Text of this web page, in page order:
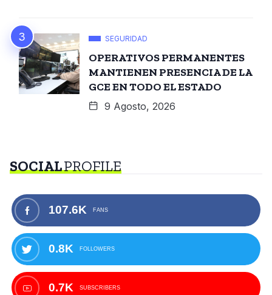
SEGURIDAD
OPERATIVOS PERMANENTES
MANTIENEN PRESENCIA DE LA
GCE EN TODO EL ESTADO
9 Agosto, 2026
SOCIALPROFILE
107.6K FANS
0.8K FOLLOWERS
0.7K SUBSCRIBERS